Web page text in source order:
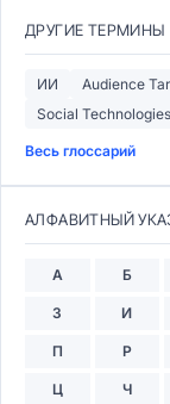
ДРУГИЕ ТЕРМИНЫ
ИИ Audience
Social Technologies
Весь глоссарий
АЛФАВИТНЫЙ
А Б
З И
П Р
Ц Ч